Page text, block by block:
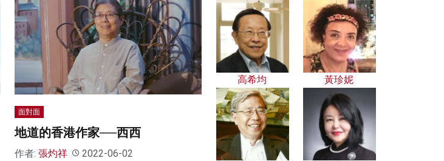
面對面
地道的香港作家──西西
作者: 張灼祥 2022-06-02
高希均 黃珍妮